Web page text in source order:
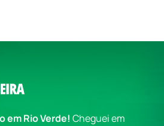
em Rio Verde! Cheguei em